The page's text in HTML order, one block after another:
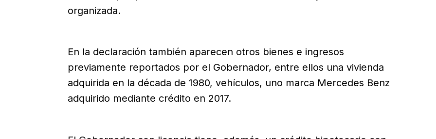
organizada.
En la declaración también aparecen otros bienes e ingresos
previamente reportados por el Gobernador, entre ellos una vivienda
adquirida en la década de 1980, vehículos, uno marca Mercedes Benz
adquirido mediante crédito en 2017.